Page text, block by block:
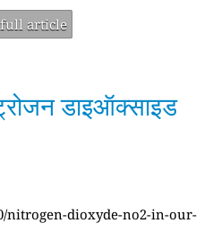
full article
डाइऑक्साइड
nitrogen-dioxyde-no2-in-our-